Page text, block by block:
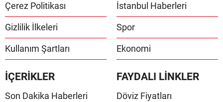
Çerez Politikası
Gizlilik İlkeleri
Kullanım Şartları
İstanbul Haberleri
Spor
Ekonomi
İÇERİKLER
Son Dakika Haberleri
FAYDALI LİNKLER
Döviz Fiyatları